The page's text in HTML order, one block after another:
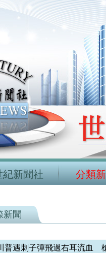
紀新聞社 分類
新聞
普遇刺子彈飛過右耳流血